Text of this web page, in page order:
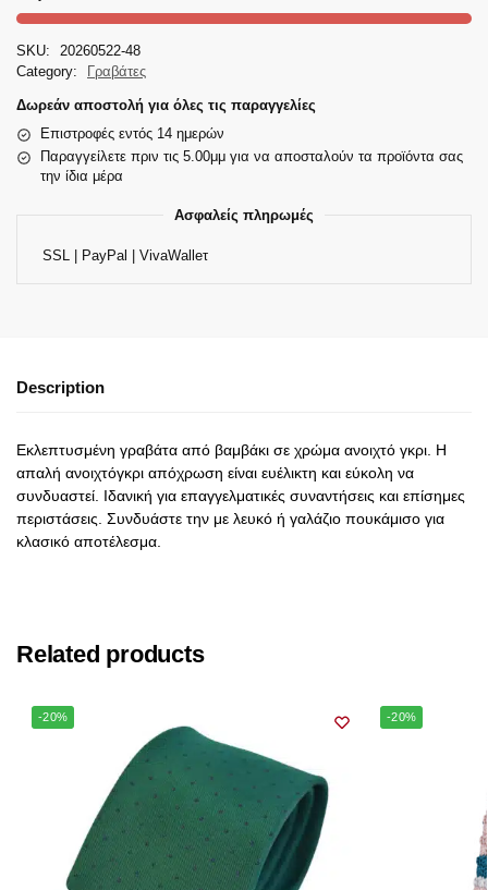
SKU:
20260522-48
Category:
Γραβάτες
Δωρεάν αποστολή για όλες τις παραγγελίες
Επιστροφές εντός 14 ημερών
Παραγγείλετε πριν τις 5.00μμ για να αποσταλούν τα προϊόντα σας
την ίδια μέρα
Ασφαλείς πληρωμές
SSL | PayPal | VivaWalleτ
Description
Εκλεπτυσμένη γραβάτα από βαμβάκι σε χρώμα ανοιχτό γκρι. Η
απαλή ανοιχτόγκρι απόχρωση είναι ευέλικτη και εύκολη να
συνδυαστεί. Ιδανική για επαγγελματικές συναντήσεις και επίσημες
περιστάσεις. Συνδυάστε την με λευκό ή γαλάζιο πουκάμισο για
κλασικό αποτέλεσμα.
Related products
-20% -20%